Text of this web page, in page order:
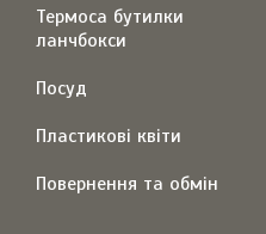
Термоса бутилки
ланчбокси
Посуд
Пластикові квіти
Повернення та обмін